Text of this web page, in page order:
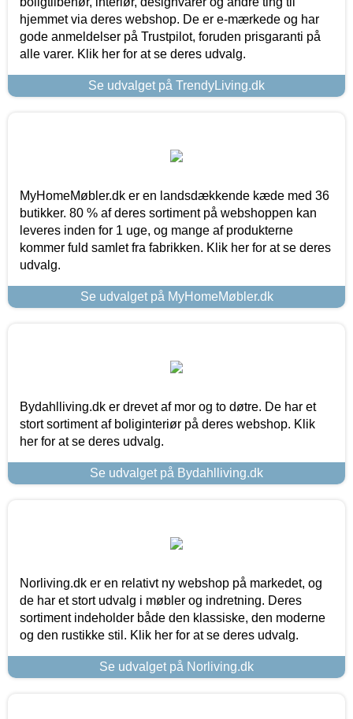
hjemmet via deres webshop. De er e-mærkede og har
gode anmeldelser på Trustpilot, foruden prisgaranti på
alle varer. Klik her for at se deres udvalg.
Se udvalget på TrendyLiving.dk
MyHomeMøbler.dk er en landsdækkende kæde med 36
butikker. 80 % af deres sortiment på webshoppen kan
leveres inden for 1 uge, og mange af produkterne
kommer fuld samlet fra fabrikken. Klik her for at se deres
udvalg.
Se udvalget på MyHomeMøbler.dk
Bydahlliving.dk er drevet af mor og to døtre. De har et
stort sortiment af boliginteriør på deres webshop. Klik
her for at se deres udvalg.
Se udvalget på Bydahlliving.dk
Norliving.dk er en relativt ny webshop på markedet, og
de har et stort udvalg i møbler og indretning. Deres
sortiment indeholder både den klassiske, den moderne
og den rustikke stil. Klik her for at se deres udvalg.
Se udvalget på Norliving.dk